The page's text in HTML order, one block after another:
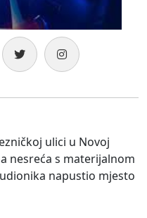
ulici u Novoj
nesreća s materijalnom
napustio mjesto